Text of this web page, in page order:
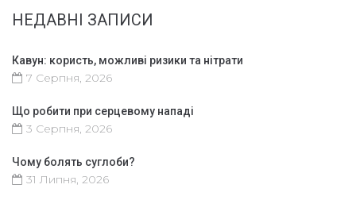
НЕДАВНІ ЗАПИСИ
Кавун: користь, можливі ризики та нітрати
7 Серпня, 2026
Що робити при серцевому нападі
3 Серпня, 2026
Чому болять суглоби?
31 Липня, 2026